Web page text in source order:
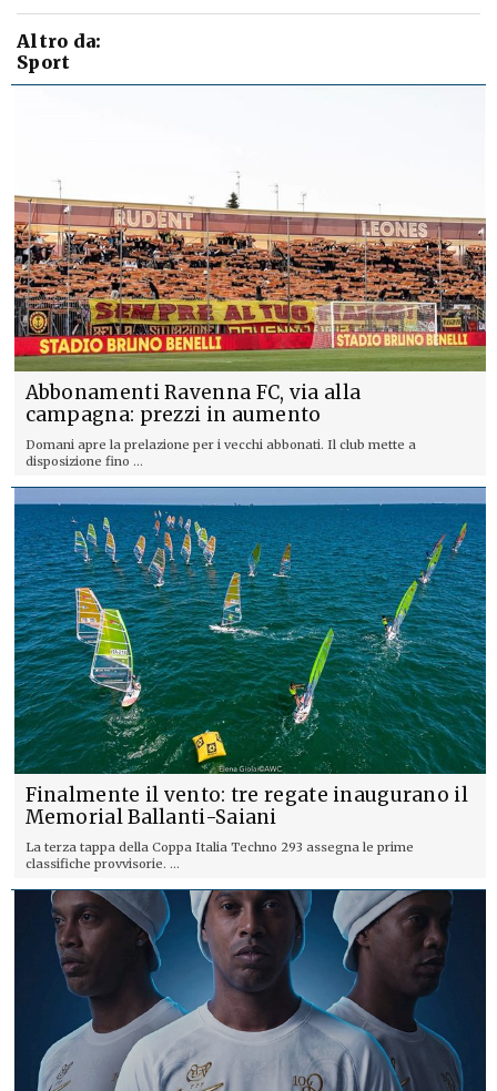
Altro da:
Sport
Abbonamenti Ravenna FC, via alla
campagna: prezzi in aumento
Domani apre la prelazione per i vecchi abbonati. Il club mette a
disposizione fino ...
Finalmente il vento: tre regate inaugurano il
Memorial Ballanti-Saiani
La terza tappa della Coppa Italia Techno 293 assegna le prime
classifiche provvisorie. ...